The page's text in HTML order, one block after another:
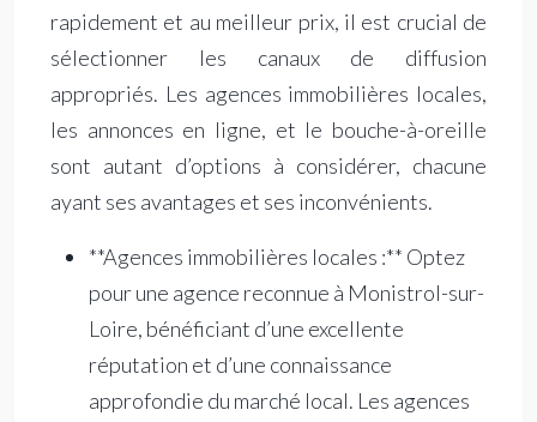
rapidement et au meilleur prix, il est crucial de
sélectionner les canaux de diffusion
appropriés. Les agences immobilières locales,
les annonces en ligne, et le bouche-à-oreille
sont autant d’options à considérer, chacune
ayant ses avantages et ses inconvénients.
**Agences immobilières locales :** Optez
pour une agence reconnue à Monistrol-sur-
Loire, bénéficiant d’une excellente
réputation et d’une connaissance
approfondie du marché local. Les agences